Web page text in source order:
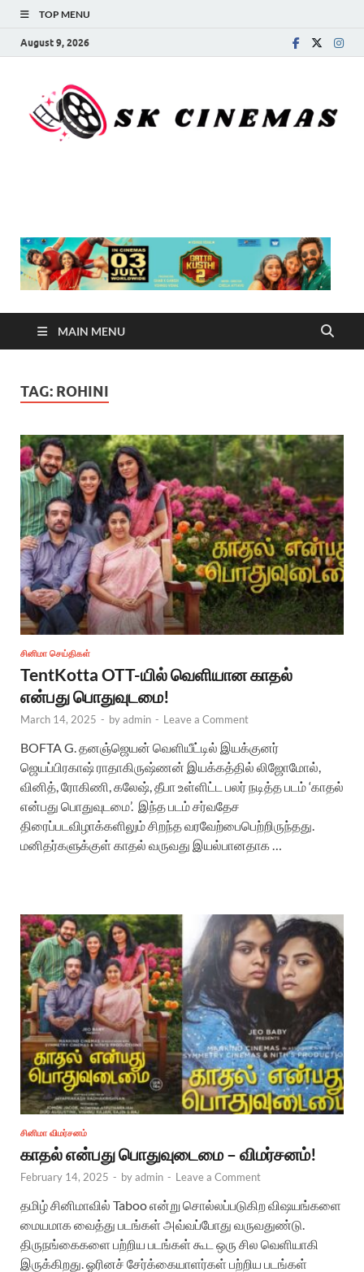
TOP MENU
August 9, 2026
MAIN MENU
TAG: ROHINI
சினிமா செய்திகள்
TentKotta OTT-யில் வெளியான காதல்
என்பது பொதுவுடமை!
March 14, 2025 - byadmin - Leave a Comment
BOFTA G. தனஞ்ஜெயன் வெளியீட்டில் இயக்குனர்
ஜெயப்பிரகாஷ் ராதாகிருஷ்ணன் இயக்கத்தில் லிஜோமோல்,
வினித், ரோகிணி, கலேஷ், தீபா உள்ளிட்ட பலர் நடித்த படம் ‘காதல்
என்பது பொதுவுடமை’. இந்த படம் சர்வதேச
திரைப்படவிழாக்களிலும் சிறந்த வரவேற்பைபெற்றிருந்தது.
மனிதர்களுக்குள் காதல் வருவது இயல்பானதாக …
சினிமா விமர்சனம்
காதல் என்பது பொதுவுடைமை – விமர்சனம்!
February 14, 2025 - byadmin - Leave a Comment
தமிழ் சினிமாவில் Taboo என்று சொல்லப்படுகிற விஷயங்களை
மையமாக வைத்து படங்கள் அவ்வப்போது வருவதுண்டு.
திருநங்கைகளை பற்றிய படங்கள் கூட ஒரு சில வெளியாகி
இருக்கிறது. ஓரினச் சேர்க்கையாளர்கள் பற்றிய படங்கள்